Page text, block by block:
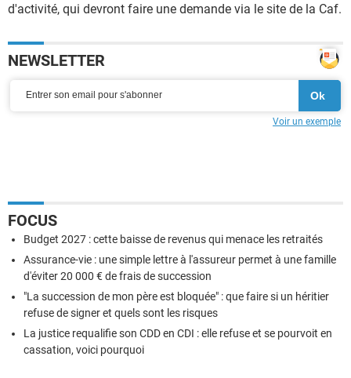
d'activité, qui devront faire une demande via le site de la Caf.
NEWSLETTER
Voir un exemple
FOCUS
Budget 2027 : cette baisse de revenus qui menace les retraités
Assurance-vie : une simple lettre à l'assureur permet à une famille
d'éviter 20 000 € de frais de succession
"La succession de mon père est bloquée" : que faire si un héritier
refuse de signer et quels sont les risques
La justice requalifie son CDD en CDI : elle refuse et se pourvoit en
cassation, voici pourquoi